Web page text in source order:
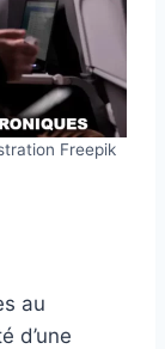
Freepik
au
d’une